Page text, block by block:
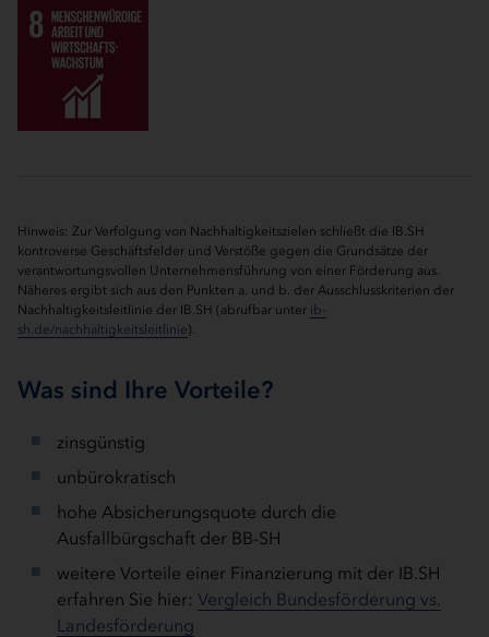
Hinweis: Zur Verfolgung von Nachhaltigkeitszielen schließt die IB.SH
kontroverse Geschäftsfelder und Verstöße gegen die Grundsätze der
verantwortungsvollen Unternehmensführung von einer Förderung aus.
Näheres ergibt sich aus den Punkten a. und b. der Ausschlusskriterien der
Nachhaltigkeitsleitlinie der IB.SH (abrufbar unter ib-
sh.de/nachhaltigkeitsleitlinie).
Was sind Ihre Vorteile?
zinsgünstig
unbürokratisch
hohe Absicherungsquote durch die
Ausfallbürgschaft der BB-SH
weitere Vorteile einer Finanzierung mit der IB.SH
erfahren Sie hier: Vergleich Bundesförderung vs.
Landesförderung